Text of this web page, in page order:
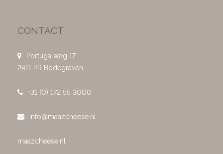
CONTACT
Portugalweg 17
2411 PR Bodegraven
+31 (0) 172 55 3000
info@maazcheese.nl
maazcheese.nl